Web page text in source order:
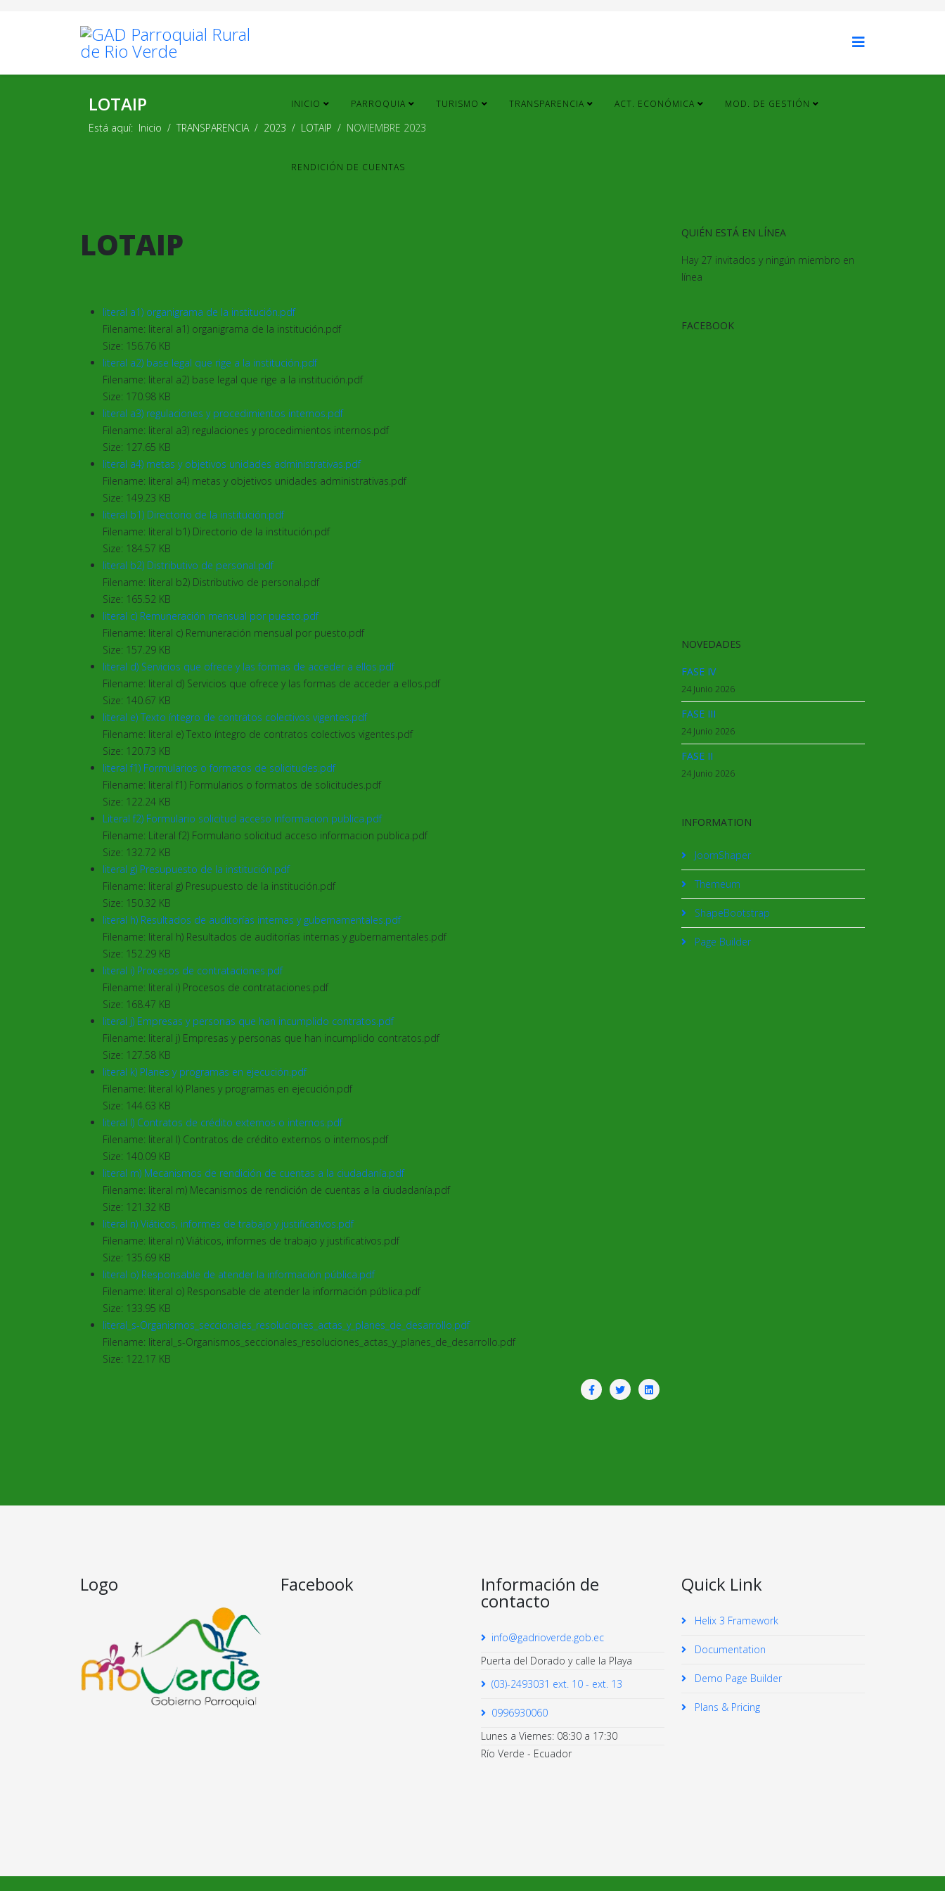
INICIO PARROQUIA TURISMO TRANSPARENCIA ACT. ECONÓMICA MOD. DE GESTIÓN
RENDICIÓN DE CUENTAS
LOTAIP
Está aquí: Inicio TRANSPARENCIA 2023 LOTAIP NOVIEMBRE 2023
LOTAIP
literal a1) organigrama de la institución.pdf
Filename: literal a1) organigrama de la institución.pdf
Size: 156.76 KB
literal a2) base legal que rige a la institución.pdf
Filename: literal a2) base legal que rige a la institución.pdf
Size: 170.98 KB
literal a3) regulaciones y procedimientos internos.pdf
Filename: literal a3) regulaciones y procedimientos internos.pdf
Size: 127.65 KB
literal a4) metas y objetivos unidades administrativas.pdf
Filename: literal a4) metas y objetivos unidades administrativas.pdf
Size: 149.23 KB
literal b1) Directorio de la institución.pdf
Filename: literal b1) Directorio de la institución.pdf
Size: 184.57 KB
literal b2) Distributivo de personal.pdf
Filename: literal b2) Distributivo de personal.pdf
Size: 165.52 KB
literal c) Remuneración mensual por puesto.pdf
Filename: literal c) Remuneración mensual por puesto.pdf
Size: 157.29 KB
literal d) Servicios que ofrece y las formas de acceder a ellos.pdf
Filename: literal d) Servicios que ofrece y las formas de acceder a ellos.pdf
Size: 140.67 KB
literal e) Texto íntegro de contratos colectivos vigentes.pdf
Filename: literal e) Texto íntegro de contratos colectivos vigentes.pdf
Size: 120.73 KB
literal f1) Formularios o formatos de solicitudes.pdf
Filename: literal f1) Formularios o formatos de solicitudes.pdf
Size: 122.24 KB
Literal f2) Formulario solicitud acceso informacion publica.pdf
Filename: Literal f2) Formulario solicitud acceso informacion publica.pdf
Size: 132.72 KB
literal g) Presupuesto de la institución.pdf
Filename: literal g) Presupuesto de la institución.pdf
Size: 150.32 KB
literal h) Resultados de auditorías internas y gubernamentales.pdf
Filename: literal h) Resultados de auditorías internas y gubernamentales.pdf
Size: 152.29 KB
literal i) Procesos de contrataciones.pdf
Filename: literal i) Procesos de contrataciones.pdf
Size: 168.47 KB
literal j) Empresas y personas que han incumplido contratos.pdf
Filename: literal j) Empresas y personas que han incumplido contratos.pdf
Size: 127.58 KB
literal k) Planes y programas en ejecución.pdf
Filename: literal k) Planes y programas en ejecución.pdf
Size: 144.63 KB
literal l) Contratos de crédito externos o internos.pdf
Filename: literal l) Contratos de crédito externos o internos.pdf
Size: 140.09 KB
literal m) Mecanismos de rendición de cuentas a la ciudadanía.pdf
Filename: literal m) Mecanismos de rendición de cuentas a la ciudadanía.pdf
Size: 121.32 KB
literal n) Viáticos, informes de trabajo y justificativos.pdf
Filename: literal n) Viáticos, informes de trabajo y justificativos.pdf
Size: 135.69 KB
literal o) Responsable de atender la información pública.pdf
Filename: literal o) Responsable de atender la información pública.pdf
Size: 133.95 KB
literal_s-Organismos_seccionales_resoluciones_actas_y_planes_de_desarrollo.pdf
Filename: literal_s-Organismos_seccionales_resoluciones_actas_y_planes_de_desarrollo.pdf
Size: 122.17 KB
QUIÉN ESTÁ EN LÍNEA
Hay 27 invitados y ningún miembro en
línea
FACEBOOK
NOVEDADES
FASE IV
24 Junio 2026
FASE III
24 Junio 2026
FASE II
24 Junio 2026
INFORMATION
JoomShaper
Themeum
ShapeBootstrap
Page Builder
Logo Facebook Información de
contacto
info@gadrioverde.gob.ec
Puerta del Dorado y calle la Playa
(03)-2493031 ext. 10 - ext. 13
0996930060
Lunes a Viernes: 08:30 a 17:30
Río Verde - Ecuador
Quick Link
Helix 3 Framework
Documentation
Demo Page Builder
Plans & Pricing